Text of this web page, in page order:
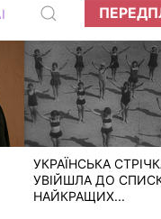
УКРАЇНСЬКА
УВІЙШЛА ДО
НАЙКРАЩИХ...